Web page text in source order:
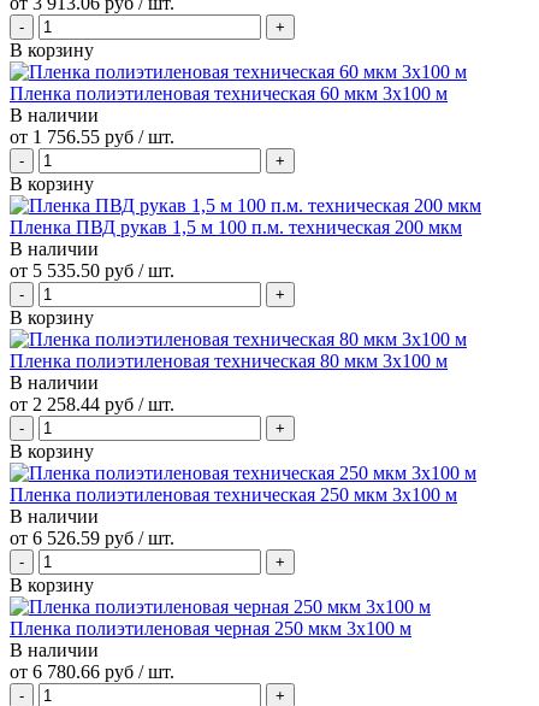
В корзину
Пленка полиэтиленовая техническая 60 мкм 3х100 м
В наличии
от 1 756.55 руб / шт.
В корзину
Пленка ПВД рукав 1,5 м 100 п.м. техническая 200 мкм
В наличии
от 5 535.50 руб / шт.
В корзину
Пленка полиэтиленовая техническая 80 мкм 3х100 м
В наличии
от 2 258.44 руб / шт.
В корзину
Пленка полиэтиленовая техническая 250 мкм 3х100 м
В наличии
от 6 526.59 руб / шт.
В корзину
Пленка полиэтиленовая черная 250 мкм 3х100 м
В наличии
от 6 780.66 руб / шт.